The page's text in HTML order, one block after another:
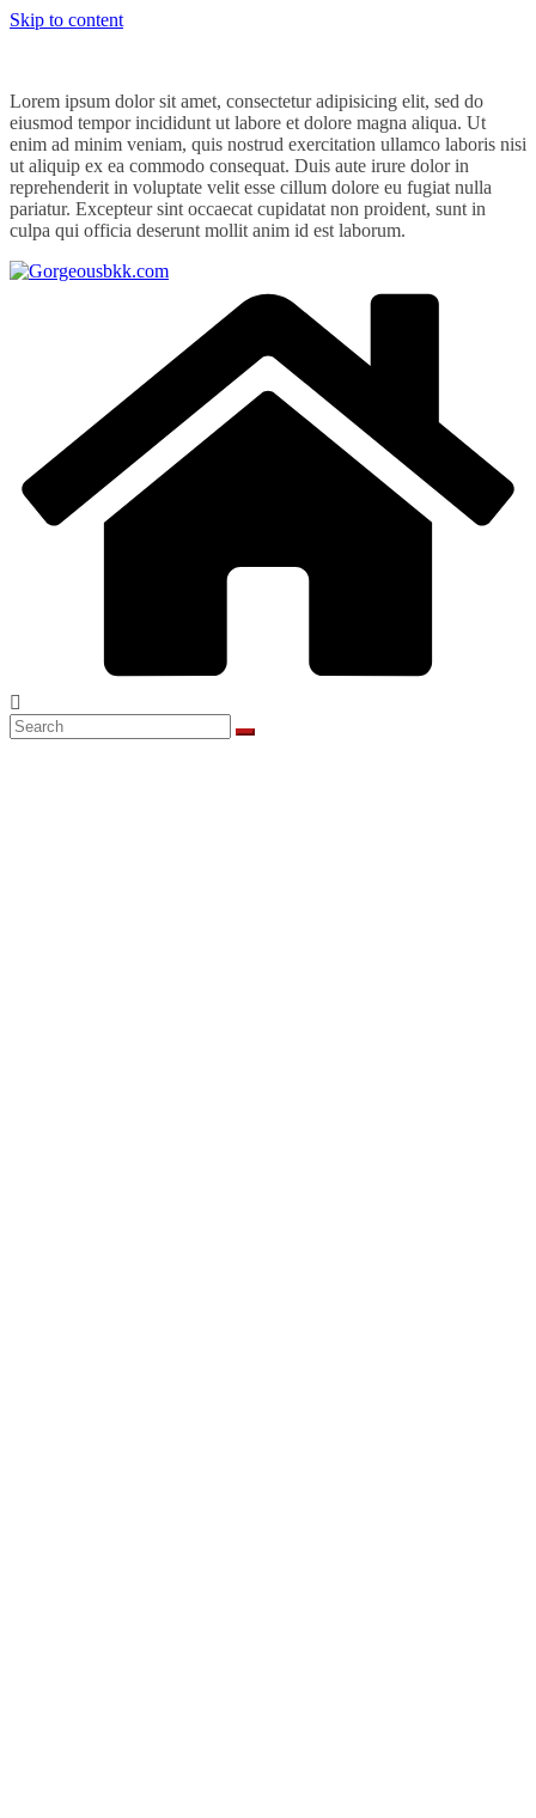
Skip to content
Lorem ipsum dolor sit amet, consectetur adipisicing elit, sed do
eiusmod tempor incididunt ut labore et dolore magna aliqua. Ut
enim ad minim veniam, quis nostrud exercitation ullamco laboris nisi
ut aliquip ex ea commodo consequat. Duis aute irure dolor in
reprehenderit in voluptate velit esse cillum dolore eu fugiat nulla
pariatur. Excepteur sint occaecat cupidatat non proident, sunt in
culpa qui officia deserunt mollit anim id est laborum.